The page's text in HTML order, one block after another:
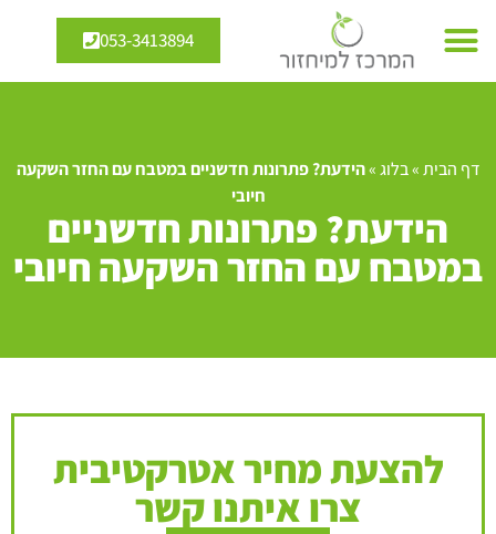
053-3413894
דף הבית»בלוג»הידעת? פתרונות חדשניים במטבח עם החזר השקעה
חיובי
הידעת? פתרונות חדשניים
במטבח עם החזר השקעה חיובי
להצעת מחיר אטרקטיבית
צרו איתנו קשר